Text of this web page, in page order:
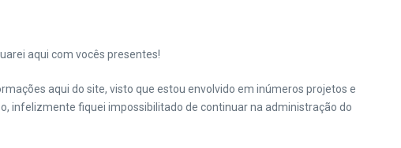
aqui com vocês presentes!
aqui do site, visto que estou envolvido em inúmeros projetos e
infelizmente fiquei impossibilitado de continuar na administração do